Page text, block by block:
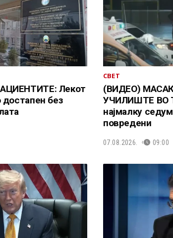
Лекот
достапен без
СВЕТ
(ВИДЕО)
УЧИЛИШТЕ ВО
најмалку
повредени
07.08.2026. 09:00